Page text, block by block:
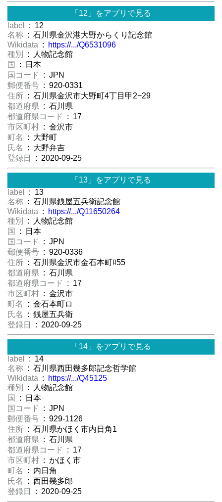
「12」をアプリで見る
label
: 12
名称 : 石川県金沢港大野からくり記念館
Wikidata :
https://.../Q6531096
種別
: 人物記念館
国
: 日本
国コード
: JPN
郵便番号 : 920-0331
住所 : 石川県金沢市大野町4丁目甲2−29
都道府県 : 石川県
都道府県コード
: 17
市区町村 : 金沢市
町名
: 大野町
氏名
: 大野弁吉
登録日
: 2020-09-25
「13」をアプリで見る
label
: 13
名称 : 石川県銭屋五兵衛記念館
Wikidata :
https://.../Q11650264
種別
: 人物記念館
国
: 日本
国コード
: JPN
郵便番号 : 920-0336
住所 : 石川県金沢市金石本町ﾛ55
都道府県 : 石川県
都道府県コード
: 17
市区町村 : 金沢市
町名
: 金石本町ロ
氏名
: 銭屋五兵衛
登録日
: 2020-09-25
「14」をアプリで見る
label
: 14
名称 : 石川県西田幾多郎記念哲学館
Wikidata :
https://.../Q45125
種別
: 人物記念館
国
: 日本
国コード
: JPN
郵便番号 : 929-1126
住所 : 石川県かほく市内日角1
都道府県 : 石川県
都道府県コード
: 17
市区町村 : かほく市
町名
: 内日角
氏名
: 西田幾多郎
登録日
: 2020-09-25